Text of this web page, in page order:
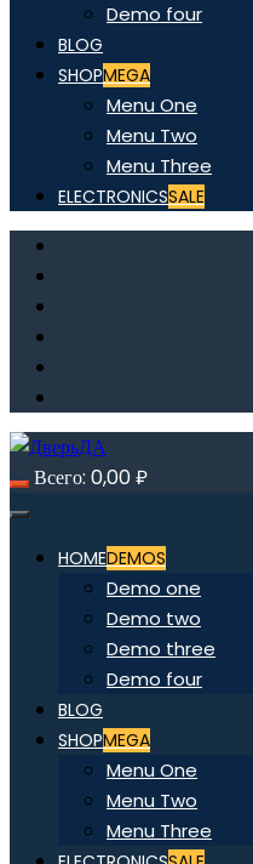
Demo four
BLOG
SHOPMEGA
Menu One
Menu Two
Menu Three
ELECTRONICSSALE
Всего: 0,00₽
HOMEDEMOS
Demo one
Demo two
Demo three
Demo four
BLOG
SHOPMEGA
Menu One
Menu Two
Menu Three